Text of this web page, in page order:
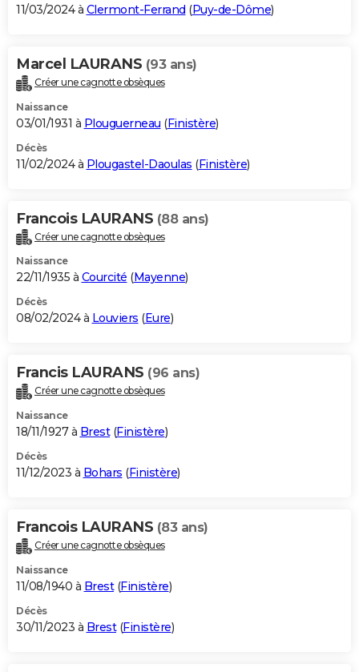
11/03/2024 à Clermont-Ferrand (Puy-de-Dôme)
Marcel LAURANS (93 ans)
Créer une cagnotte obsèques
Naissance
03/01/1931 à Plouguerneau (Finistère)
Décès
11/02/2024 à Plougastel-Daoulas (Finistère)
Francois LAURANS (88 ans)
Créer une cagnotte obsèques
Naissance
22/11/1935 à Courcité (Mayenne)
Décès
08/02/2024 à Louviers (Eure)
Francis LAURANS (96 ans)
Créer une cagnotte obsèques
Naissance
18/11/1927 à Brest(Finistère)
Décès
11/12/2023 à Bohars (Finistère)
Francois LAURANS (83 ans)
Créer une cagnotte obsèques
Naissance
11/08/1940 à Brest(Finistère)
Décès
30/11/2023 à Brest(Finistère)